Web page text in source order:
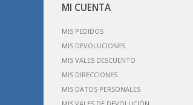
MI CUENTA
MIS PEDIDOS
MIS DEVOLUCIONES
MIS VALES DESCUENTO
MIS DIRECCIONES
MIS DATOS PERSONALES